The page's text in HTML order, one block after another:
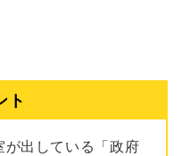
ト
が出している「政府